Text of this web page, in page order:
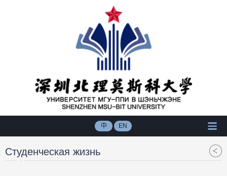
中 EN
Студенческая жизнь